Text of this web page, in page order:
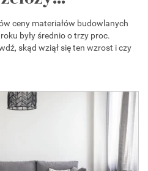
ceny materiałów budowlanych
były średnio o trzy proc.
skąd wziął się ten wzrost i czy